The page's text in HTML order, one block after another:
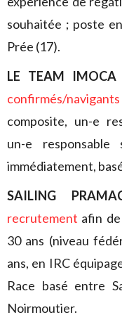
souhaitée ; poste
Prée (17).
LE TEAM IMOCA
confirmés/
composite, un-e
un-e
immédiatement,
SAILING
recrutement afin
30 ans (niveau
ans, en IRC
Race basé entre
Noirmoutier.